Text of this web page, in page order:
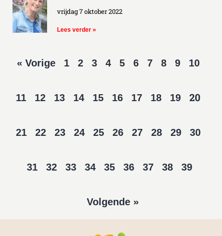
vrijdag 7 oktober 2022
Lees verder »
« Vorige 1 2 3 4 5 6 7 8 9 10
11 12 13 14 15 16 17 18 19 20
21 22 23 24 25 26 27 28 29 30
31 32 33 34 35 36 37 38 39
Volgende »